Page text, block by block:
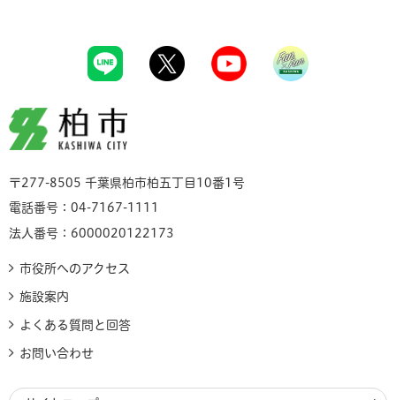
柏市
〒277-8505 千葉県柏市柏五丁目10番1号
電話番号：04-7167-1111
法人番号：6000020122173
市役所へのアクセス
施設案内
よくある質問と回答
お問い合わせ